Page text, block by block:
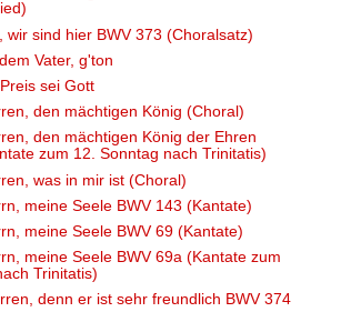
wir sind hier BWV 373 (Choralsatz)
Vater, g'ton
sei Gott
den mächtigen König (Choral)
den mächtigen König der Ehren
zum 12. Sonntag nach Trinitatis)
was in mir ist (Choral)
meine Seele BWV 143 (Kantate)
meine Seele BWV 69 (Kantate)
meine Seele BWV 69a (Kantate zum
Trinitatis)
denn er ist sehr freundlich BWV 374